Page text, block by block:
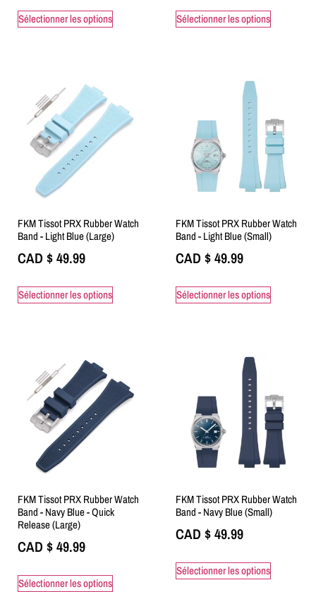
Sélectionner les options Sélectionner les options
FKM Tissot PRX Rubber Watch
Band - Light Blue (Large)
CAD $49.99
Sélectionner les options
FKM Tissot PRX Rubber Watch
Band - Light Blue (Small)
CAD $49.99
Sélectionner les options
FKM Tissot PRX Rubber Watch
Band - Navy Blue - Quick
Release (Large)
CAD $49.99
Sélectionner les options
FKM Tissot PRX Rubber Watch
Band - Navy Blue (Small)
CAD $49.99
Sélectionner les options